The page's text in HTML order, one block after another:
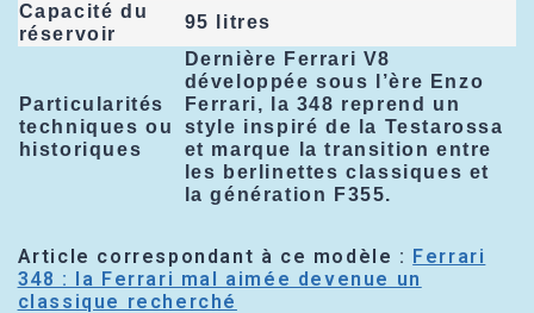
Capacité du
réservoir
95 litres
Particularités
techniques ou
historiques
Dernière Ferrari V8
développée sous l’ère Enzo
Ferrari, la 348 reprend un
style inspiré de la Testarossa
et marque la transition entre
les berlinettes classiques et
la génération F355.
Article correspondant à ce modèle : Ferrari
348 : la Ferrari mal aimée devenue un
classique recherché